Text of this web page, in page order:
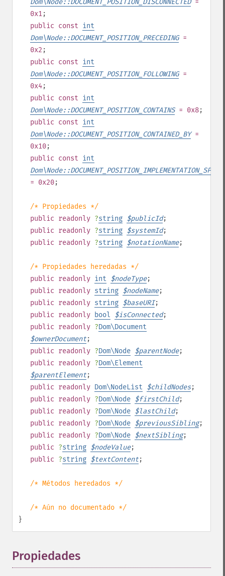
Dom\Node::DOCUMENT_POSITION_DISCONNECTED=
0x1;
public const int
Dom\Node::DOCUMENT_POSITION_PRECEDING=
0x2 ;
public const int
Dom\Node::DOCUMENT_POSITION_FOLLOWING=
0x4;
public const int
Dom\Node::DOCUMENT_POSITION_CONTAINS= 0x8;
public const int
Dom\Node::DOCUMENT_POSITION_CONTAINED_BY=
0x10;
public const int
= 0x20;
/* Propiedades */
public readonly ?string $publicId;
public readonly ?string $systemId;
public readonly ?string $notationName;
/* Propiedades heredadas */
public readonly int $nodeType;
public readonly string $nodeName;
public readonly string $baseURI;
public readonly bool $isConnected;
public readonly ?Dom\Document
$ownerDocument;
public readonly ?Dom\Node $parentNode;
public readonly ?Dom\Element
$parentElement;
public readonly Dom\NodeList $childNodes;
public readonly ?Dom\Node $firstChild;
public readonly ?Dom\Node $lastChild;
public readonly ?Dom\Node $previousSibling;
public readonly ?Dom\Node $nextSibling;
public ?string $nodeValue;
public ?string $textContent;
/* Métodos heredados */
/* Aún no documentado */
}
Propiedades